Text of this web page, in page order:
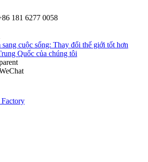
181 6277 0058
cuộc sống: Thay đổi thế giới tốt hơn
Quốc của chúng tôi